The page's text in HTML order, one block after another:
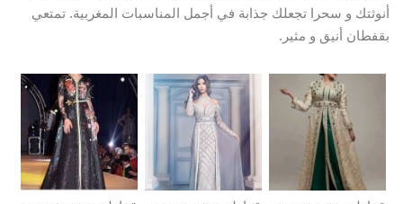
أنوثتك و سحرا تجعلك جذابة في أجمل المناسبات المغربية. تمتعي
بقفطان أنيق و مثير.